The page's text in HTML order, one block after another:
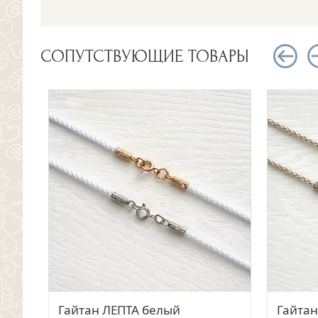
СОПУТСТВУЮЩИЕ ТОВАРЫ
Быстрый просмотр
Гайтан ЛЕПТА белый
Быстрый просмотр
Золотой крестик 12029АКВ